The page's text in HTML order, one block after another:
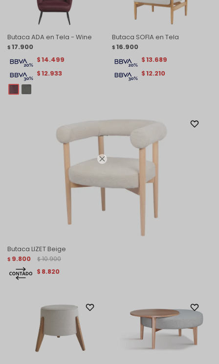

Butaca ADA en Tela - Wine
$ 17.900
$12.933
$14.499
Butaca SOFIA en Tela
$ 16.900
$12.210
$13.689
Butaca LIZET Beige
$ 9.800 $ 10.900
$ 8.820